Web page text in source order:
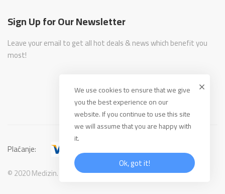
Sign Up for Our Newsletter
Leave your email to get all hot deals & news which benefit you
most!
© 2020 Medizin. All Rights Reserved
Plaćanje:
We use cookies to ensure that we give
you the best experience on our
website. If you continue to use this site
we will assume that you are happy with
it.
Ok, got it!